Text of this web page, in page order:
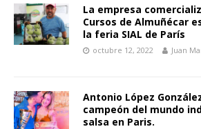
La empresa
Cursos de Almuñécar
la feria SIAL de París
octubre 12, 2022 Juan
Antonio López
campeón del mundo
salsa en Paris.